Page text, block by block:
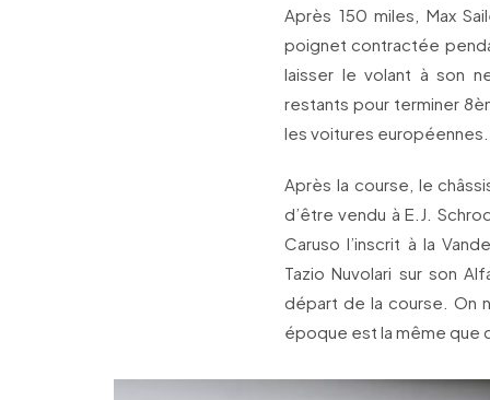
Après 150 miles, Max
poignet contractée
laisser le volant à son
restants pour terminer
les voitures européennes.
Après la course, le
d’être vendu à E.J.
Caruso l’inscrit à la
Tazio Nuvolari sur son
départ de la course. On
époque est la même que